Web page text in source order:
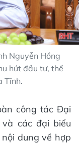
Nguyễn Hồng
hút đầu tư, thế
Tĩnh.
công tác Đại
các đại biểu
dung về hợp